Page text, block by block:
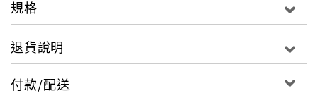
手到的方式，有效率的背好單字。
建議按照本書「一天10個單字」的進度學習，短期內必
規格
退貨說明
付款/配送